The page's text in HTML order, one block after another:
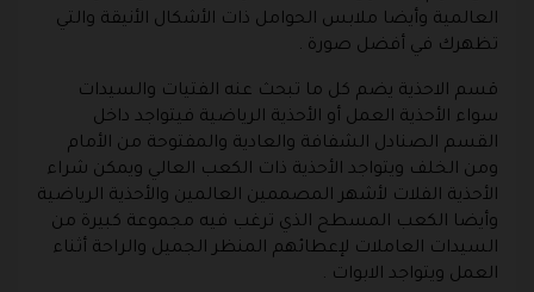
العالمية وأيضا ملابس الحوامل ذات الأشكال الأنيقة والتي
تظهرك في أفضل صورة .
قسم الاحذية يضم كل ما تبحث عنه الفتيات والسيدات
سواء الأحذية العمل أو الأحذية الرياضية فيتواجد داخل
القسم الصنادل الشفافة والعادية والمفتوحة من الأمام
ومن الخلف ويتواجد الأحذية ذات الكعب العالي ويمكن شراء
الأحذية الفلات لأشهر المصممين العالمين والأحذية الرياضية
وأيضا الكعب المسطح الذي ترغب فيه مجموعة كبيرة من
السيدات العاملات لإعطائهم المنظر الجميل والراحة أثناء
العمل ويتواجد الابوات .